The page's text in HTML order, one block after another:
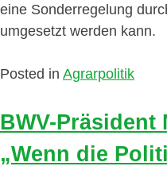
eine Sonderregelung
umgesetzt werden kann.
Posted in Agrarpolitik
BWV-Präsident
„Wenn die